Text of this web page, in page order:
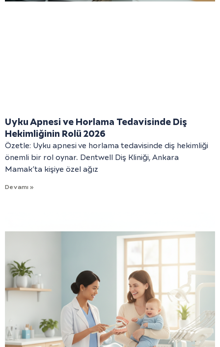
Uyku Apnesi ve Horlama Tedavisinde Diş
Hekimliğinin Rolü 2026
Özetle: Uyku apnesi ve horlama tedavisinde diş hekimliği
önemli bir rol oynar. Dentwell Diş Kliniği, Ankara
Mamak’ta kişiye özel ağız
Devamı »